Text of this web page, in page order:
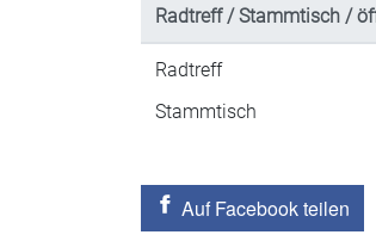
Radtreff / Stammtisch /
Radtreff
Stammtisch
Auf Facebook teilen